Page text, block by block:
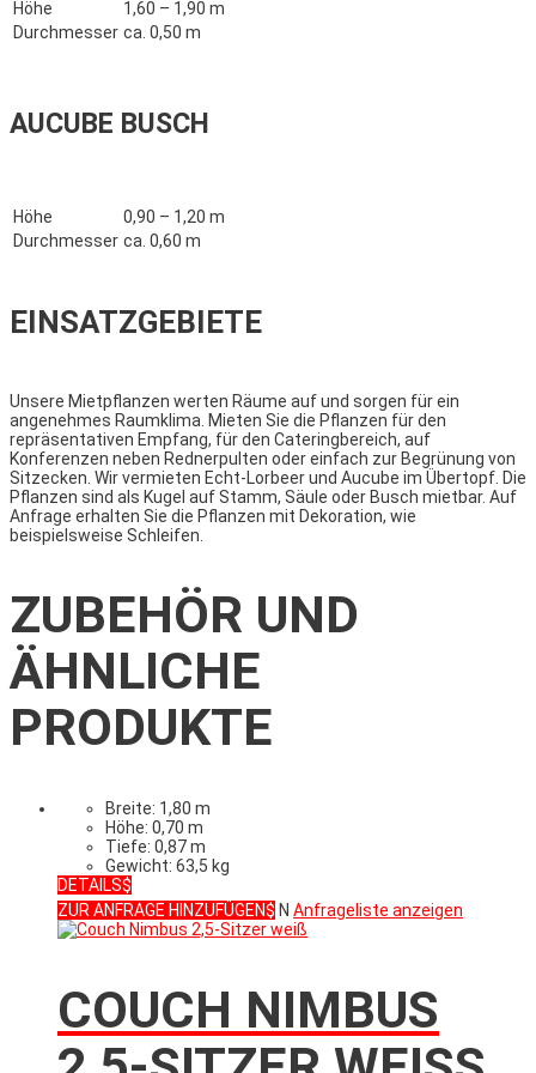
Höhe
1,60 – 1,90 m
Durchmesser ca. 0,50 m
AUCUBE BUSCH
Höhe
0,90 – 1,20 m
Durchmesser ca. 0,60 m
EINSATZGEBIETE
Unsere Mietpflanzen werten Räume auf und sorgen für ein
angenehmes Raumklima. Mieten Sie die Pflanzen für den
repräsentativen Empfang, für den Cateringbereich, auf
Konferenzen neben Rednerpulten oder einfach zur Begrünung von
Sitzecken. Wir vermieten Echt-Lorbeer und Aucube im Übertopf. Die
Pflanzen sind als Kugel auf Stamm, Säule oder Busch mietbar. Auf
Anfrage erhalten Sie die Pflanzen mit Dekoration, wie
beispielsweise Schleifen.
ZUBEHÖR UND
ÄHNLICHE
PRODUKTE
Breite: 1,80 m
Höhe: 0,70 m
Tiefe: 0,87 m
Gewicht: 63,5 kg
DETAILS
ZUR ANFRAGE HINZUFÜGEN
N Anfrageliste anzeigen
COUCH NIMBUS